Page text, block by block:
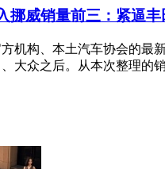
挪威销量前三：紧逼
机构、本土汽车协会的最
大众之后。从本次整理的